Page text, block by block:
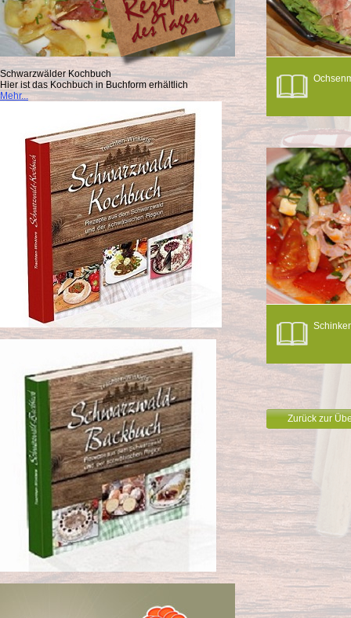
Zurück zur
Schwarzwälder Kochbuch
Hier ist das Kochbuch in Buchform erhältlich
Mehr...